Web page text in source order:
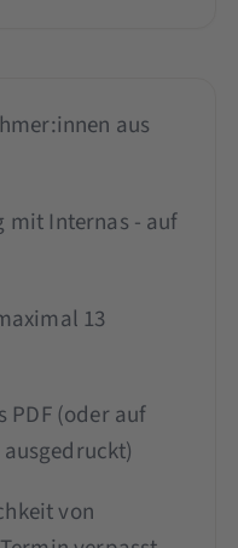
aus
mit Internas - auf
13
PDF (oder auf
von